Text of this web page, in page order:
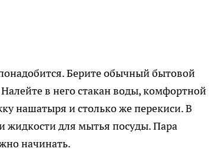
Берите обычный бытовой
в него стакан воды, комфортной
нашатыря и столько же перекиси. В
жидкости для мытья посуды. Пара
начинать.